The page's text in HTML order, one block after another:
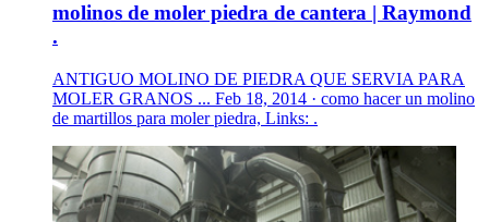
molinos de moler piedra de cantera | Raymond
.
ANTIGUO MOLINO DE PIEDRA QUE SERVIA PARA
MOLER GRANOS ... Feb 18, 2014 · como hacer un molino
de martillos para moler piedra, Links: .